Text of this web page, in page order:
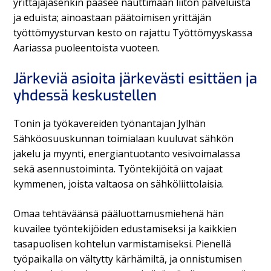
ja eduista; ainoastaan päätoimisen yrittäjän
työttömyysturvan kesto on rajattu Työttömyyskassa
Aariassa puoleentoista vuoteen.
Järkeviä asioita järkevästi esittäen ja
yhdessä keskustellen
Tonin ja työkavereiden työnantajan Jylhän
Sähköosuuskunnan toimialaan kuuluvat sähkön
jakelu ja myynti, energiantuotanto vesivoimalassa
sekä asennustoiminta. Työntekijöitä on vajaat
kymmenen, joista valtaosa on sähköliittolaisia.
Omaa tehtäväänsä pääluottamusmiehenä hän
kuvailee työntekijöiden edustamiseksi ja kaikkien
tasapuolisen kohtelun varmistamiseksi. Pienellä
työpaikalla on vältytty kärhämiltä, ja onnistumisen